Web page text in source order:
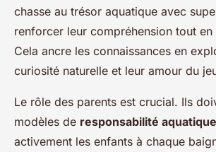
chasse au trésor aquatique avec
renforcer leur compréhension tout en
Cela ancre les connaissances en
curiosité naturelle et leur amour du
Le rôle des parents est crucial. Ils
modèles de responsabilité aquatique
activement les enfants à chaque